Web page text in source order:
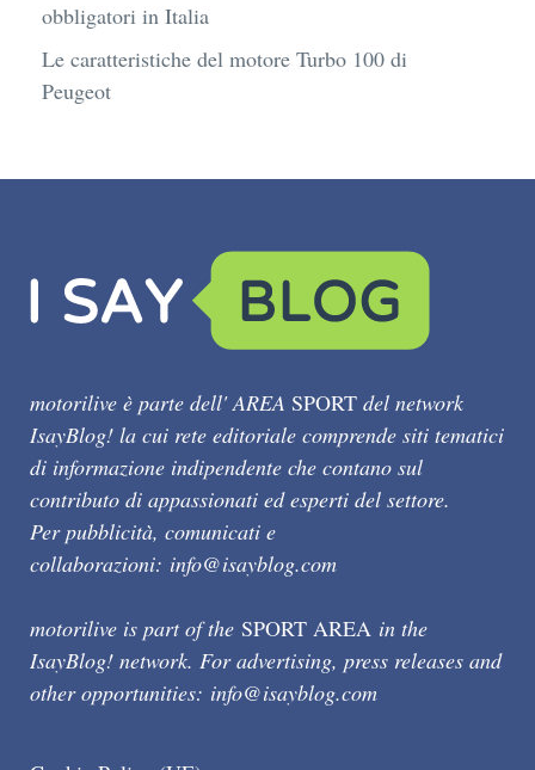
obbligatori in Italia
Le caratteristiche del motore Turbo 100 di
Peugeot
motorilive è parte dell' AREA SPORT del network
IsayBlog! la cui rete editoriale comprende siti tematici
di informazione indipendente che contano sul
contributo di appassionati ed esperti del settore.
Per pubblicità, comunicati e
collaborazioni: info@isayblog.com
motorilive is part of the SPORT AREA in the
IsayBlog! network. For advertising, press releases and
other opportunities: info@isayblog.com